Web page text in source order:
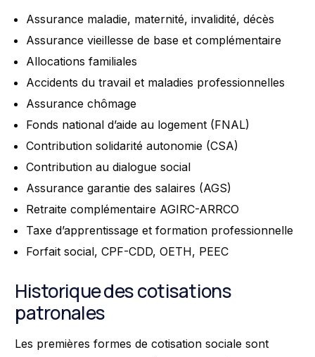
Assurance maladie, maternité, invalidité, décès
Assurance vieillesse de base et complémentaire
Allocations familiales
Accidents du travail et maladies professionnelles
Assurance chômage
Fonds national d’aide au logement (FNAL)
Contribution solidarité autonomie (CSA)
Contribution au dialogue social
Assurance garantie des salaires (AGS)
Retraite complémentaire AGIRC-ARRCO
Taxe d’apprentissage et formation professionnelle
Forfait social, CPF-CDD, OETH, PEEC
Historique des cotisations
patronales
Les premières formes de cotisation sociale sont